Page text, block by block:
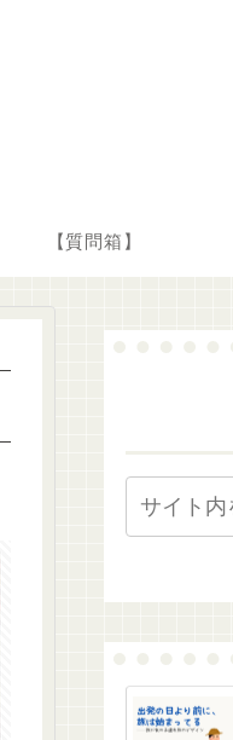
【質問箱】